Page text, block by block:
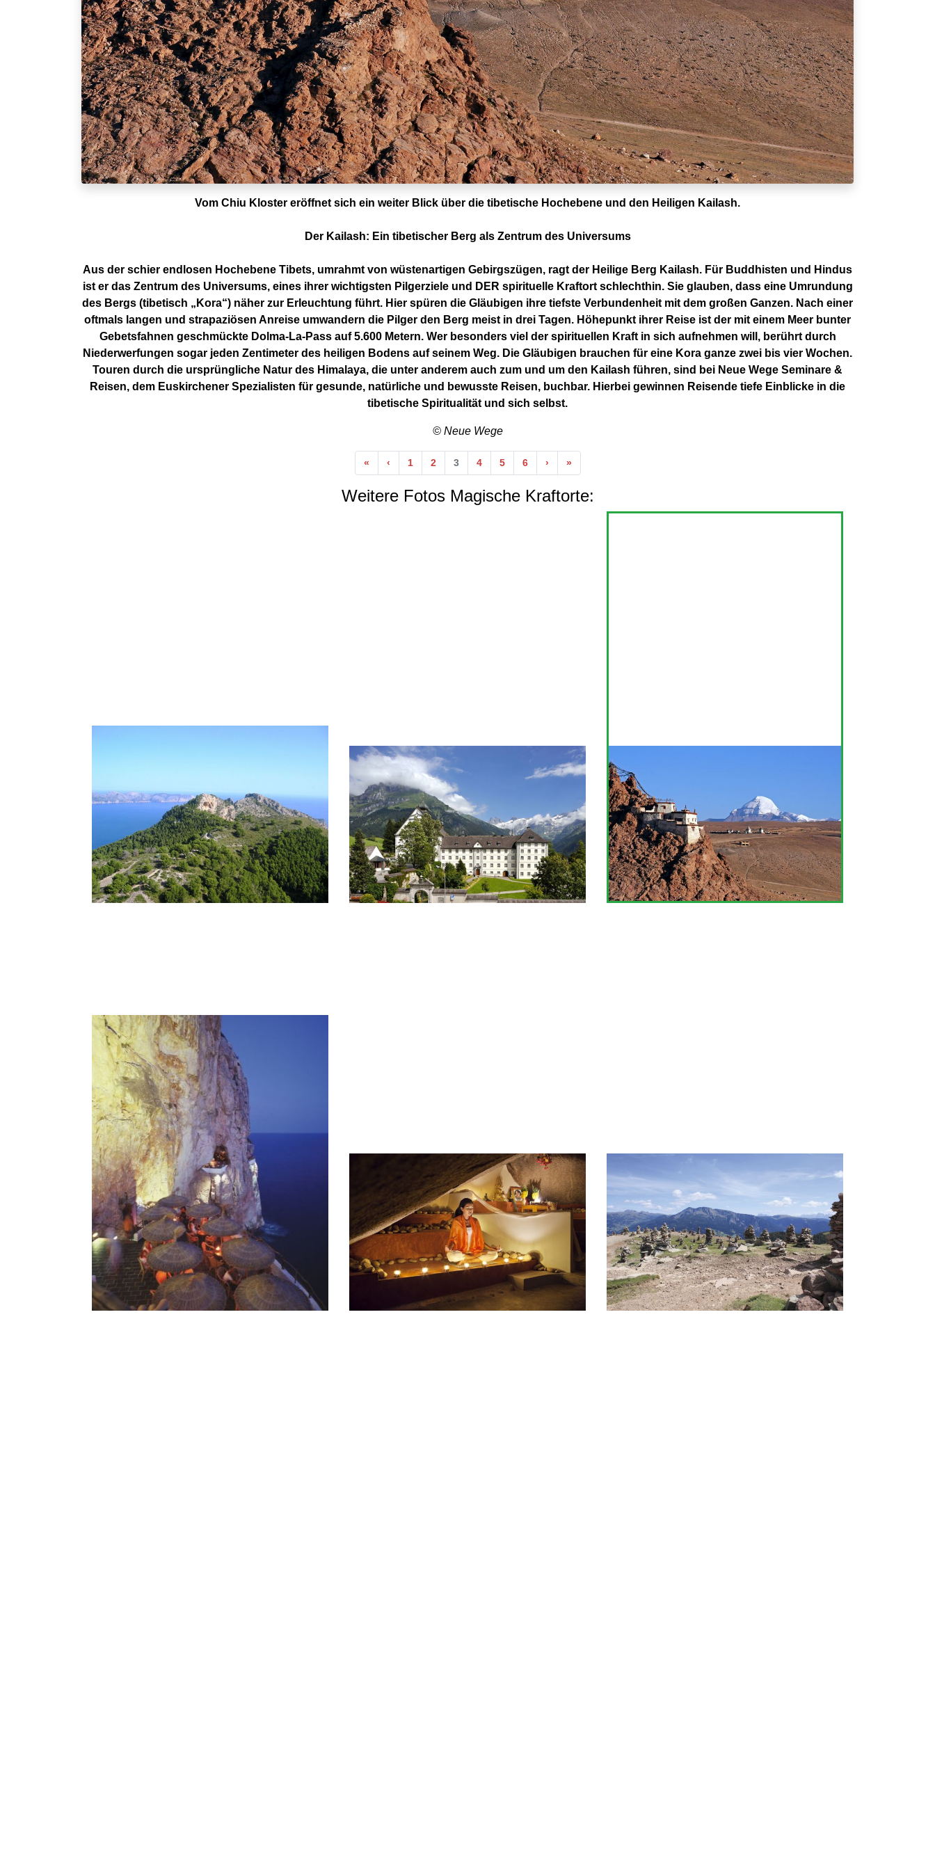
Vom Chiu Kloster eröffnet sich ein weiter Blick über die tibetische Hochebene und den Heiligen Kailash.
Der Kailash: Ein tibetischer Berg als Zentrum des Universums
Aus der schier endlosen Hochebene Tibets, umrahmt von wüstenartigen Gebirgszügen, ragt der Heilige Berg Kailash. Für Buddhisten und Hindus
ist er das Zentrum des Universums, eines ihrer wichtigsten Pilgerziele und DER spirituelle Kraftort schlechthin. Sie glauben, dass eine Umrundung
des Bergs (tibetisch „Kora“) näher zur Erleuchtung führt. Hier spüren die Gläubigen ihre tiefste Verbundenheit mit dem großen Ganzen. Nach einer
oftmals langen und strapaziösen Anreise umwandern die Pilger den Berg meist in drei Tagen. Höhepunkt ihrer Reise ist der mit einem Meer bunter
Gebetsfahnen geschmückte Dolma-La-Pass auf 5.600 Metern. Wer besonders viel der spirituellen Kraft in sich aufnehmen will, berührt durch
Niederwerfungen sogar jeden Zentimeter des heiligen Bodens auf seinem Weg. Die Gläubigen brauchen für eine Kora ganze zwei bis vier Wochen.
Touren durch die ursprüngliche Natur des Himalaya, die unter anderem auch zum und um den Kailash führen, sind bei Neue Wege Seminare &
Reisen, dem Euskirchener Spezialisten für gesunde, natürliche und bewusste Reisen, buchbar. Hierbei gewinnen Reisende tiefe Einblicke in die
tibetische Spiritualität und sich selbst.
© Neue Wege
«Anfang
‹Vorherige
1 2 3 4 5 6 ›Nächste
»Ende
Weitere Fotos Magische Kraftorte: